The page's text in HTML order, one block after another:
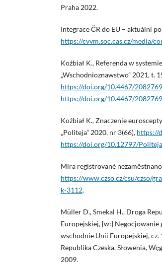
Praha 2022.
Integrace ČR do EU – aktuální
https://cvvm.soc.cas.cz/media/
Koźbiał K., Referenda w
„Wschodnioznawstwo” 2021, t.
https://doi.org/10.4467/
https://doi.org/10.4467/
Koźbiał K., Znaczenie
„Politeja” 2020, nr 3(66), https://
https://doi.org/10.12797/
Míra registrované
https://www.czso.cz/csu/czso/
k-3112.
Müller D., Smekal H., Droga
Europejskiej, [w:] Negocjowanie
wschodnie Unii Europejskiej, cz.
Republika Czeska, Słowenia,
2009.